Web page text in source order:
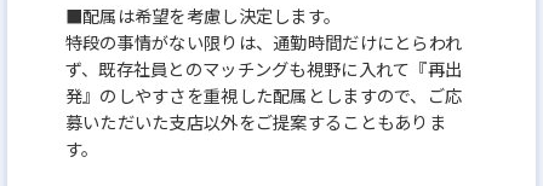
■配属は希望を考慮し決定します。
特段の事情がない限りは、通勤時間だけにとらわれ
ず、既存社員とのマッチングも視野に入れて『再出
発』のしやすさを重視した配属としますので、ご応
募いただいた支店以外をご提案することもありま
す。